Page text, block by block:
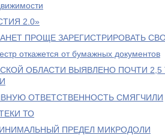
2.0»
ПРОЩЕ ЗАРЕГИСТРИРОВАТЬ
откажется от бумажных документов
ОБЛАСТИ ВЫЯВЛЕНО ПОЧТИ
ОТВЕТСТВЕННОСТЬ СМЯГЧИЛИ
ТО
ПРЕДЕЛ МИКРОДОЛИ